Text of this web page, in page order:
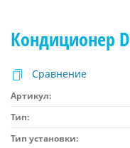
Кондиционер
Сравнение
Артикул:
Тип:
Тип установки: